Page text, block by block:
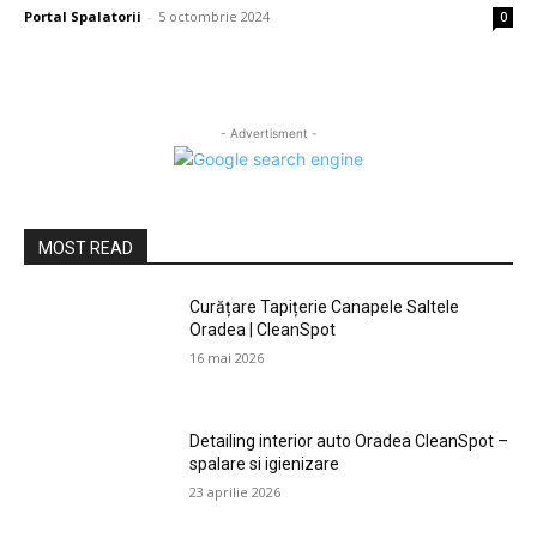
Portal Spalatorii - 5 octombrie 2024 0
- Advertisment -
MOST READ
Curățare Tapițerie Canapele Saltele
Oradea | CleanSpot
16 mai 2026
Detailing interior auto Oradea CleanSpot –
spalare si igienizare
23 aprilie 2026